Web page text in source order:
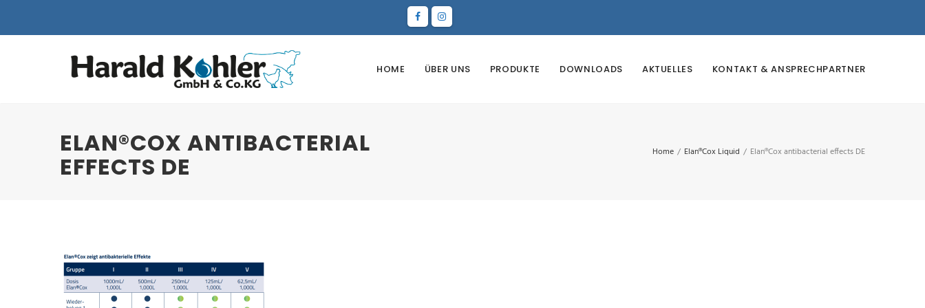
HOME ÜBER UNS PRODUKTE DOWNLOADS AKTUELLES KONTAKT & ANSPRECHPARTNER
ELAN®COX ANTIBACTERIAL
EFFECTS DE Home / Elan®Cox Liquid / Elan®Cox antibacterial effects DE